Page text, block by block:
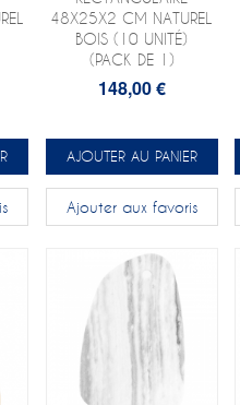
48X25X2 CM NATUREL
BOIS (10 UNITÉ)
(PACK DE 1)
148,00 €
AJOUTER AU PANIER
Ajouter aux favoris